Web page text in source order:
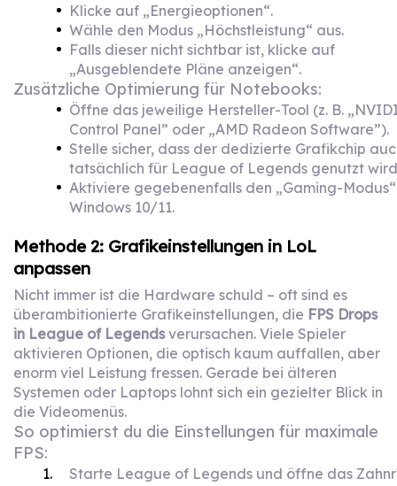
Klicke auf „Energieoptionen“.
Wähle den Modus „Höchstleistung“ aus.
Falls dieser nicht sichtbar ist, klicke auf
„Ausgeblendete Pläne anzeigen“.
Zusätzliche Optimierung für Notebooks:
Öffne das jeweilige Hersteller-Tool (z. B.
Control Panel” oder „AMD Radeon Software”).
Stelle sicher, dass der dedizierte Grafikchip
tatsächlich für League of Legends genutzt
Aktiviere gegebenenfalls den „Gaming-
Windows 10/11.
Methode 2: Grafikeinstellungen in LoL
anpassen
Nicht immer ist die Hardware schuld – oft sind es
überambitionierte Grafikeinstellungen, die FPS Drops
in League of Legendsverursachen. Viele Spieler
aktivieren Optionen, die optisch kaum auffallen, aber
enorm viel Leistung fressen. Gerade bei älteren
Systemen oder Laptops lohnt sich ein gezielter Blick in
die Videomenüs.
So optimierst du die Einstellungen für maximale
FPS:
Starte League of Legends und öffne das